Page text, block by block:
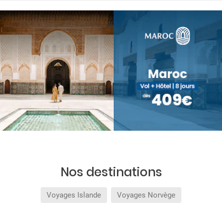
Nos destinations
Voyages Islande Voyages Norvège